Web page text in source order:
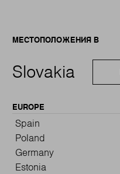
МЕСТОПОЛОЖЕНИЯ В
Slovakia
EUROPE
Spain
Poland
Germany
Estonia